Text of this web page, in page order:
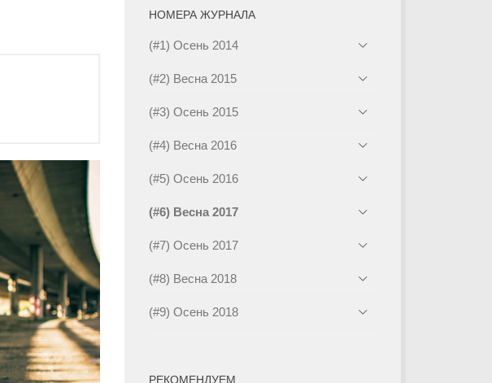
НОМЕРА ЖУРНАЛА
(#1) Осень 2014
(#2) Весна 2015
(#3) Осень 2015
(#4) Весна 2016
(#5) Осень 2016
(#6) Весна 2017
(#7) Осень 2017
(#8) Весна 2018
(#9) Осень 2018
РЕКОМЕНДУЕМ